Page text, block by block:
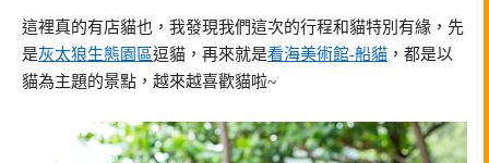
這裡真的有店貓也，我發現我們這次的行程和貓特別有緣，先
是灰太狼生態園區逗貓，再來就是看海美術館-船貓 ，都是以
貓為主題的景點，越來越喜歡貓啦~